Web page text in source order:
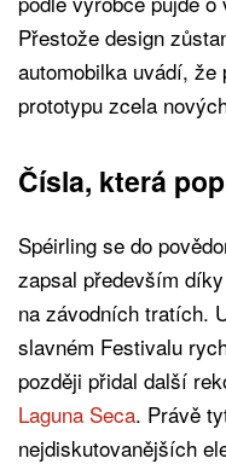
Přestože design
automobilka uvádí, že
prototypu zcela
Čísla, která
Spéirling se do
zapsal především
na závodních tratích.
slavném Festivalu
později přidal další
Laguna Seca. Právě
nejdiskutovanějších